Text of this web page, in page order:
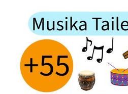
música
2026-
08T10:00:00+02:00
2026-